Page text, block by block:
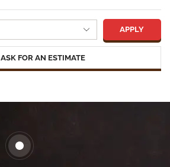
APPLY
ASK FOR AN ESTIMATE